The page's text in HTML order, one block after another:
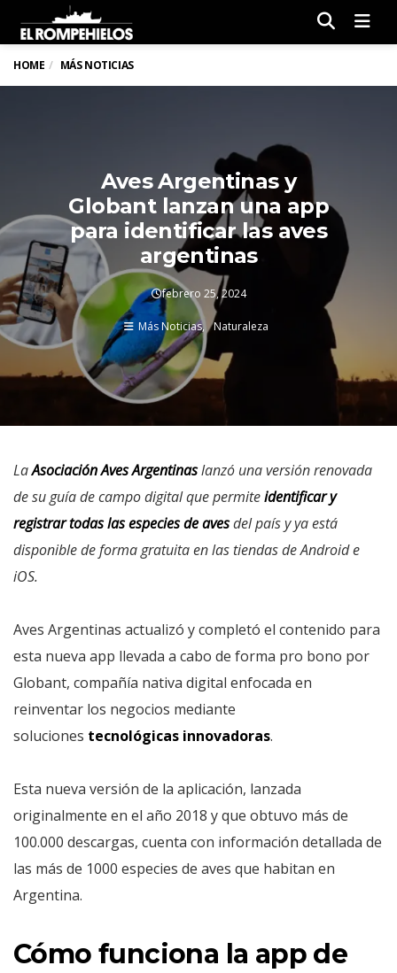
HOME MÁS NOTICIAS
Aves Argentinas y
Globant lanzan una app
para identificar las aves
argentinas
febrero 25, 2024
Más Noticias Naturaleza
LaAsociación Aves Argentinaslanzó una versión renovada
de su guía de campo digital que permiteidentificar y
registrar todas las especies de avesdel país y ya está
disponible de forma gratuita en las tiendas de Android e
iOS.
Aves Argentinas actualizó y completó el contenido para
esta nueva app llevada a cabo de forma pro bono por
Globant, compañía nativa digital enfocada en
reinventar los negocios mediante
soluciones tecnológicas innovadoras.
Esta nueva versión de la aplicación, lanzada
originalmente en el año 2018 y que obtuvo más de
100.000 descargas, cuenta con información detallada de
las más de 1000 especies de aves que habitan en
Argentina.
Cómo funciona la app de